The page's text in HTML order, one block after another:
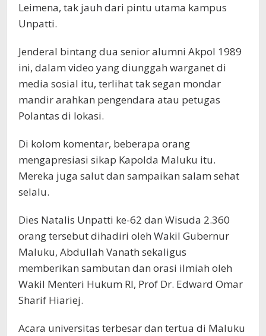
Leimena, tak jauh dari pintu utama kampus
Unpatti.
Jenderal bintang dua senior alumni Akpol 1989
ini, dalam video yang diunggah warganet di
media sosial itu, terlihat tak segan mondar
mandir arahkan pengendara atau petugas
Polantas di lokasi.
Di kolom komentar, beberapa orang
mengapresiasi sikap Kapolda Maluku itu.
Mereka juga salut dan sampaikan salam sehat
selalu.
Dies Natalis Unpatti ke-62 dan Wisuda 2.360
orang tersebut dihadiri oleh Wakil Gubernur
Maluku, Abdullah Vanath sekaligus
memberikan sambutan dan orasi ilmiah oleh
Wakil Menteri Hukum RI, Prof Dr. Edward Omar
Sharif Hiariej.
Acara universitas terbesar dan tertua di Maluku